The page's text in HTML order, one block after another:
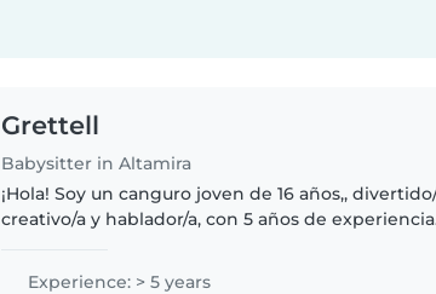
Grettell
Babysitter in Altamira
¡Hola! Soy un canguro joven de 16 años,,
creativo/a y hablador/a, con 5 años de experiencia
dibujar y hacer manualidades,..
Experience: > 5 years